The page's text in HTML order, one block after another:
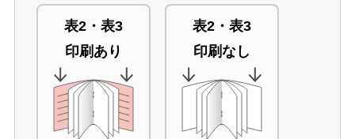
表2・表3
印刷あり
表2・表3
印刷なし